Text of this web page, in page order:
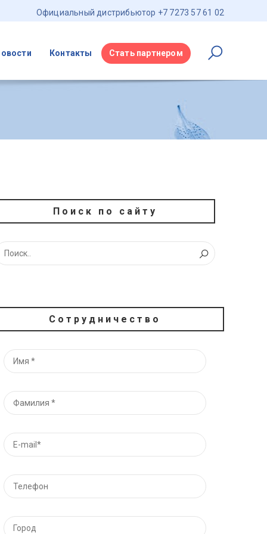
Официальный дистрибьютор +7 7273 57 61 02
Контакты Стать партнером
Поиск по сайту
Сотрудничество